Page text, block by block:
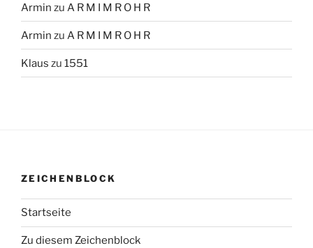
Armin zu A R M I M R O H R
Armin zu A R M I M R O H R
Klaus zu 1551
ZEICHENBLOCK
Startseite
Zu diesem Zeichenblock